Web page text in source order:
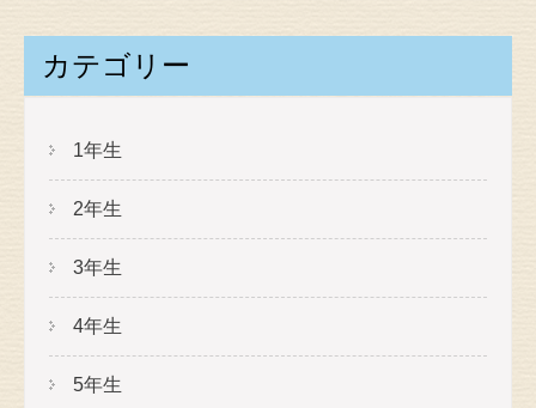
カテゴリー
1年生
2年生
3年生
4年生
5年生